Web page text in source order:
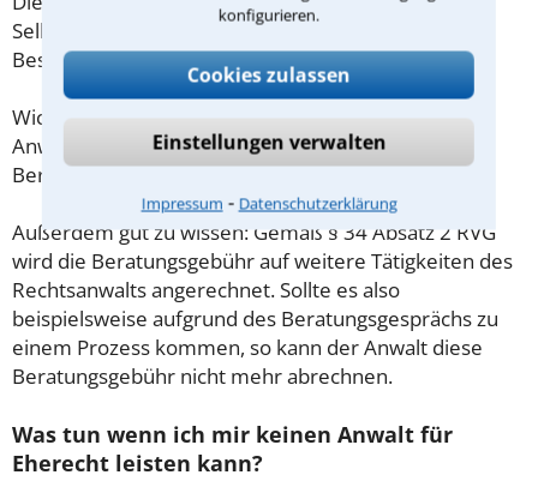
konfigurieren.
Cookies zulassen
Einstellungen verwalten
Impressum ⁃ Datenschutzerklärung
Selbstständige oder Freiberufler gilt diese
Beschränkung nicht.
Wichtig daher: Klären Sie die Kostenfrage mit Ihrem
Anwalt aus Cham schon zu Beginn der ersten
Beratung.
Außerdem gut zu wissen: Gemäß § 34 Absatz 2 RVG
wird die Beratungsgebühr auf weitere Tätigkeiten des
Rechtsanwalts angerechnet. Sollte es also
beispielsweise aufgrund des Beratungsgesprächs zu
einem Prozess kommen, so kann der Anwalt diese
Beratungsgebühr nicht mehr abrechnen.
Was tun wenn ich mir keinen Anwalt für
Eherecht leisten kann?